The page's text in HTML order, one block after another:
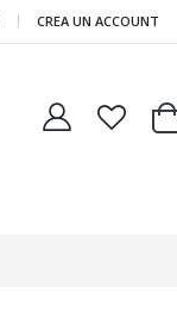
CREA UN ACCOUNT